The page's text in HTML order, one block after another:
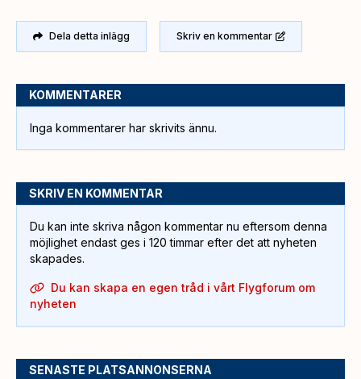
Dela detta inlägg Skriv en kommentar
KOMMENTARER
Inga kommentarer har skrivits ännu.
SKRIV EN KOMMENTAR
Du kan inte skriva någon kommentar nu eftersom denna
möjlighet endast ges i 120 timmar efter det att nyheten
skapades.
Du kan skapa en egen tråd i vårt Flygforum om
nyheten
SENASTE PLATSANNONSERNA